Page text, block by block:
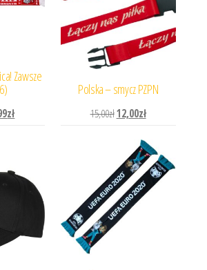
Zawsze
cena wynosiła: 39,00zł.
złAktualna cena wynosi: 29,99zł.
Polska – smycz PZPN
15,00złPierwotna cena wynosiła:
12,00złAktualna cena